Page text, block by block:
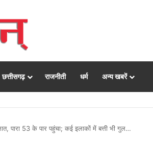
छत्तीसगढ़ राजनीती धर्म अन्य खबरें
पारा 53 के पार पहुंचा; कई इलाकों में बत्ती भी गुल…